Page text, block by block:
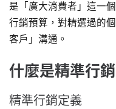
是「廣大消費者」這一
行銷預算，對精選過的
客戶」溝通。
什麼是精準行銷
精準行銷定義